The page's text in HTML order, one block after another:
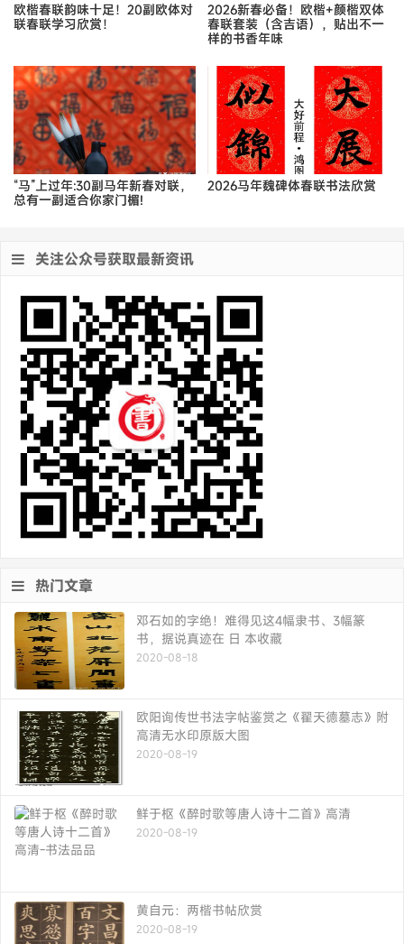
欧楷春联韵味十足！20副欧体对
联春联学习欣赏！
2026新春必备！欧楷+颜楷双体
春联套装（含吉语），贴出不一
样的书香年味
“马”上过年:30副马年新春对联，
总有一副适合你家门楣!
2026马年魏碑体春联书法欣赏
关注公众号获取最新资讯
热门文章
邓石如的字绝！难得见这4幅隶书、3幅篆
书，据说真迹在 日 本收藏
2020-08-18
欧阳询传世书法字帖鉴赏之《翟天德墓志》附
高清无水印原版大图
2020-08-19
鲜于枢《醉时歌等唐人诗十二首》高清
2020-08-19
黄自元：两楷书帖欣赏
2020-08-19